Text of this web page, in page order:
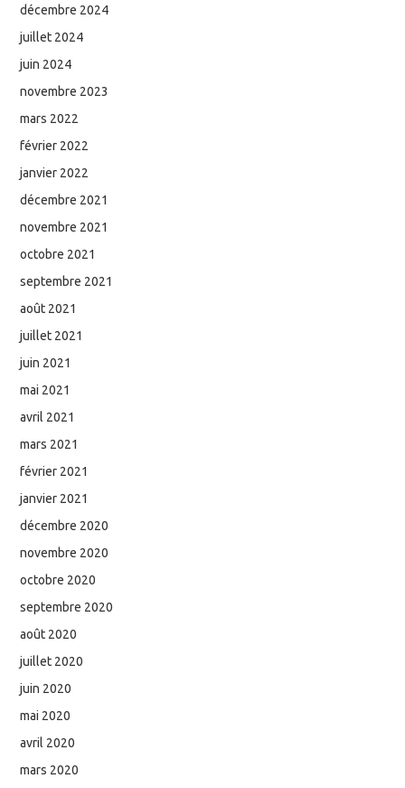
décembre 2024
juillet 2024
juin 2024
novembre 2023
mars 2022
février 2022
janvier 2022
décembre 2021
novembre 2021
octobre 2021
septembre 2021
août 2021
juillet 2021
juin 2021
mai 2021
avril 2021
mars 2021
février 2021
janvier 2021
décembre 2020
novembre 2020
octobre 2020
septembre 2020
août 2020
juillet 2020
juin 2020
mai 2020
avril 2020
mars 2020